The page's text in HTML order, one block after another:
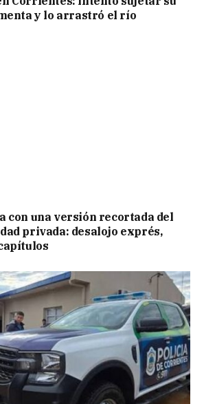
y lo arrastró el río
con una versión recortada del
privada: desalojo exprés,